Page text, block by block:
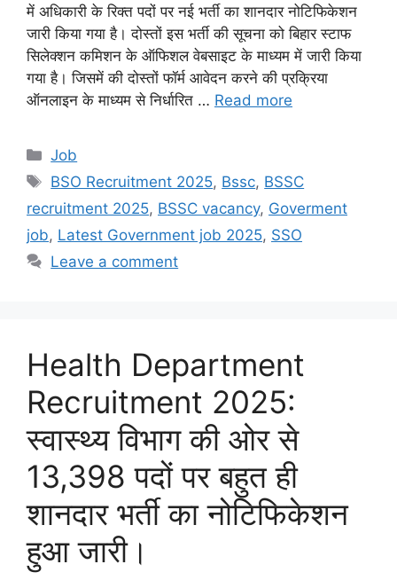
में अधिकारी के रिक्त पदों पर नई भर्ती का शानदार नोटिफिकेशन
जारी किया गया है। दोस्तों इस भर्ती की सूचना को बिहार स्टाफ
सिलेक्शन कमिशन के ऑफिशल वेबसाइट के माध्यम में जारी किया
गया है। जिसमें की दोस्तों फॉर्म आवेदन करने की प्रक्रिया
ऑनलाइन के माध्यम से निर्धारित … Read more
Categories
Job
Tags
BSO Recruitment 2025, Bssc, BSSC
recruitment 2025, BSSC vacancy, Goverment
job, Latest Government job 2025, SSO
Leave a comment
Health Department
Recruitment 2025:
स्वास्थ्य विभाग की ओर से
13,398 पदों पर बहुत ही
शानदार भर्ती का नोटिफिकेशन
हुआ जारी।